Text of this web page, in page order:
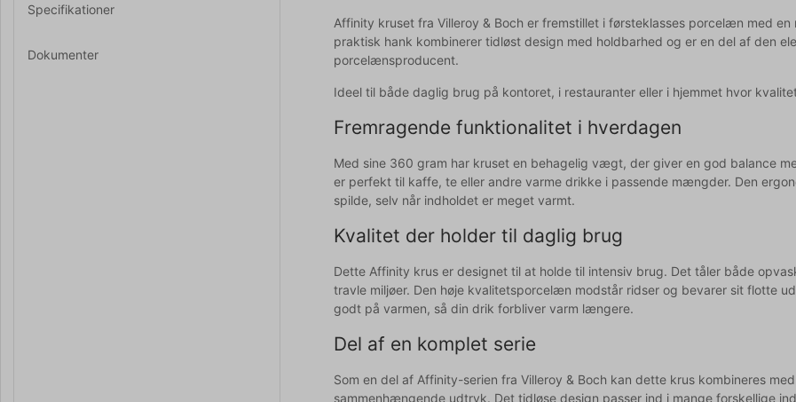
Specifikationer
Dokumenter
Affinity kruset fra Villeroy & Boch er fremstillet i førsteklasses porcelæn med
praktisk hank kombinerer tidløst design med holdbarhed og er en del af den
porcelænsproducent.
Ideel til både daglig brug på kontoret, i restauranter eller i hjemmet hvor
Fremragende funktionalitet i hverdagen
Med sine 360 gram har kruset en behagelig vægt, der giver en god balance
er perfekt til kaffe, te eller andre varme drikke i passende mængder. Den
spilde, selv når indholdet er meget varmt.
Kvalitet der holder til daglig brug
Dette Affinity krus er designet til at holde til intensiv brug. Det tåler både
travle miljøer. Den høje kvalitetsporcelæn modstår ridser og bevarer sit flotte
godt på varmen, så din drik forbliver varm længere.
Del af en komplet serie
Som en del af Affinity-serien fra Villeroy & Boch kan dette krus kombineres
sammenhængende udtryk. Det tidløse design passer ind i mange forskellige